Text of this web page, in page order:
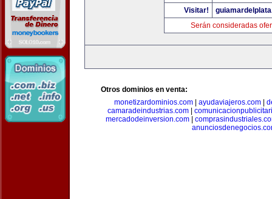
Visitar!
Serán consideradas
Otros dominios en venta:
monetizardominios.com
ayudaviajeros.com
camaradeindustrias.com|
mercadodeinversion.com